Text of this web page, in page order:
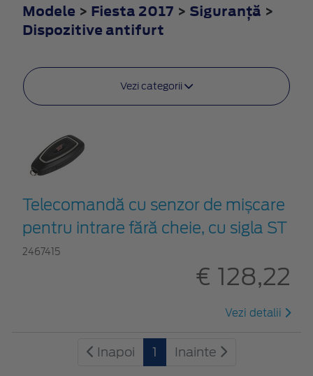
Modele > Fiesta 2017 > Siguranţă >
Dispozitive antifurt
Vezi categorii
Telecomandă cu senzor de mișcare
pentru intrare fără cheie, cu sigla ST
2467415
€ 128,22
Vezi detalii
Inapoi 1 Inainte